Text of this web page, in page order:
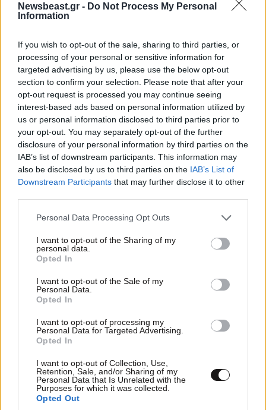
Newsbeast.gr - Do Not Process My Personal
Information
If you wish to opt-out of the sale, sharing to third parties, or
processing of your personal or sensitive information for
targeted advertising by us, please use the below opt-out
section to confirm your selection. Please note that after your
opt-out request is processed you may continue seeing
interest-based ads based on personal information utilized by
us or personal information disclosed to third parties prior to
your opt-out. You may separately opt-out of the further
disclosure of your personal information by third parties on the
IAB’s list of downstream participants. This information may
also be disclosed by us to third parties on the IAB’s List of
Downstream Participants that may further disclose it to other
Please note that this website/app uses one or more Google
not limited to your visit or usage behaviour. You may click to
grant or deny consent to Google and its third-party tags to
use your data for below specified purposes in below Google
consent section.
Personal Data Processing Opt Outs
I want to opt-out of the Sharing of my
personal data.
Opted In
I want to opt-out of the Sale of my
Personal Data.
Opted In
I want to opt-out of processing my
Personal Data for Targeted Advertising.
Opted In
I want to opt-out of Collection, Use,
Retention, Sale, and/or Sharing of my
Personal Data that Is Unrelated with the
Purposes for which it was collected.
Opted Out
ΑΘΛΗΤΙΚΑ07·08·2026 15:45
Η οργή για Γουόκαπ, το μέλλον του Ιωαννίδη
και τα χαμόγελα στην ΑΕΚ βλέποντας τους
ανταγωνιστές
2 ω. πριν